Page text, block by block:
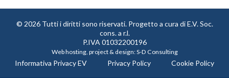
© 2026 Tutti i diritti sono riservati. Progetto a cura diE.V. Soc.
cons. a r.l.
P.IVA 01032200196
Web hosting, project & design:S-D Consulting
Informativa Privacy EV Privacy Policy Cookie Policy